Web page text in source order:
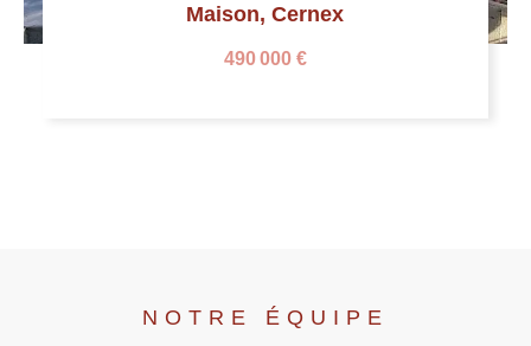
Maison, Cernex
490 000 €
NOTRE ÉQUIPE